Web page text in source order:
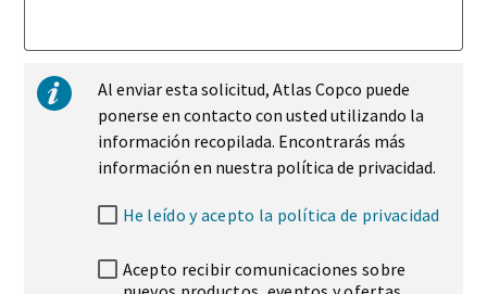
Al enviar esta solicitud, Atlas Copco puede
ponerse en contacto con usted utilizando la
información recopilada. Encontrarás más
información en nuestra política de privacidad.
He leído y acepto la política de privacidad
Acepto recibir comunicaciones sobre